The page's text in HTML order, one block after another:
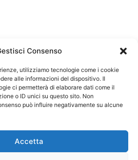
Consenso
utilizziamo tecnologie come i cookie
alle informazioni del dispositivo. Il
ci permetterà di elaborare dati come il
o ID unici su questo sito. Non
può influire negativamente su alcune
Accetta
Degli Ordini dei Biologi:
fiscale 80069130583
internet www.fnob.it: Vincenzo